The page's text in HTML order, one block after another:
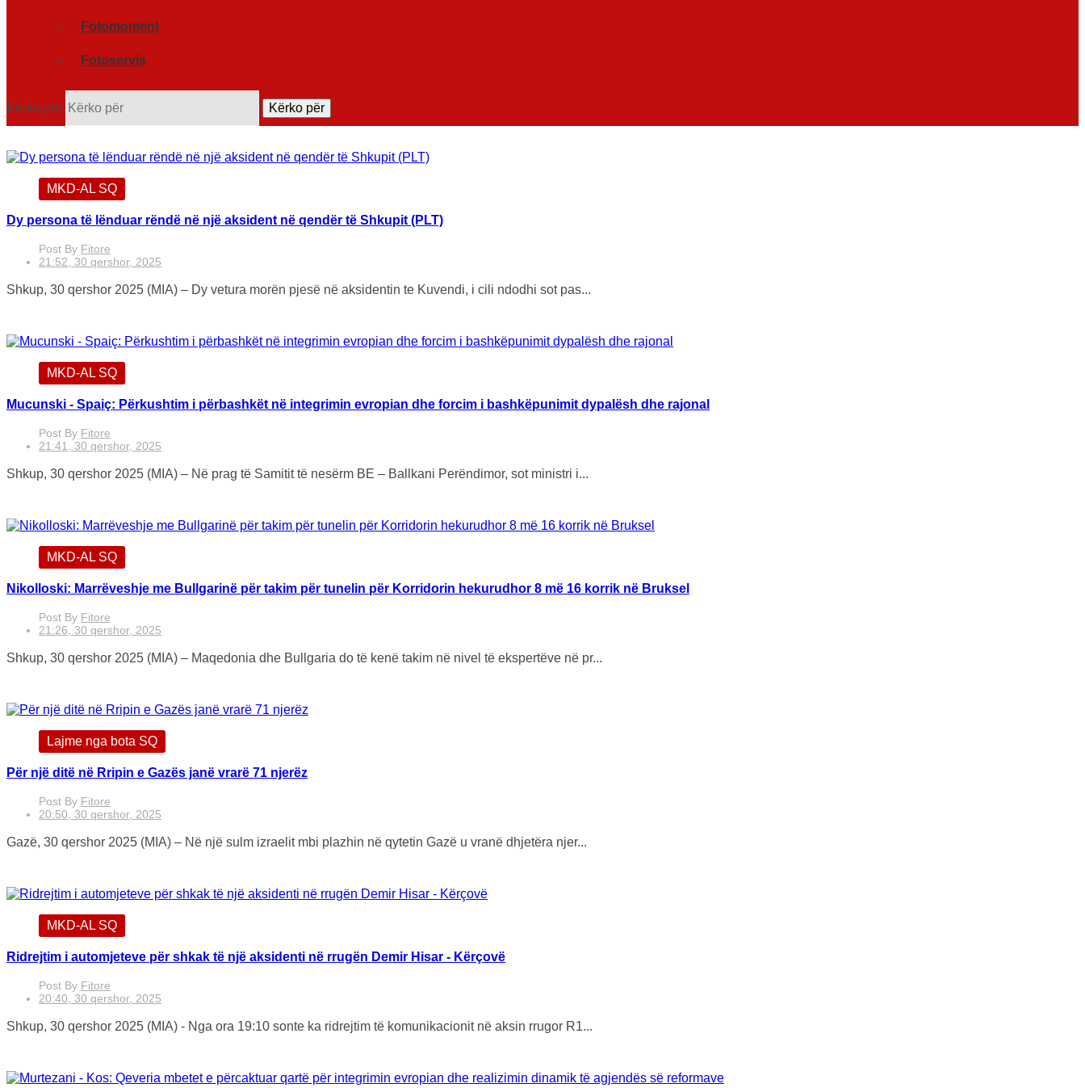
Fotomoment
Fotoservis
Kërko për Kërko për
MKD-AL SQ
Dy persona të lënduar rëndë në një aksident në qendër të Shkupit (PLT)
Post By Fitore
21:52, 30 qershor, 2025
Shkup, 30 qershor 2025 (MIA) – Dy vetura morën pjesë në aksidentin te Kuvendi, i cili ndodhi sot pas...
MKD-AL SQ
Mucunski - Spaiç: Përkushtim i përbashkët në integrimin evropian dhe forcim i bashkëpunimit dypalësh dhe rajonal
Post By Fitore
21:41, 30 qershor, 2025
Shkup, 30 qershor 2025 (MIA) – Në prag të Samitit të nesërm BE – Ballkani Perëndimor, sot ministri i...
MKD-AL SQ
Nikolloski: Marrëveshje me Bullgarinë për takim për tunelin për Korridorin hekurudhor 8 më 16 korrik në Bruksel
Post By Fitore
21:26, 30 qershor, 2025
Shkup, 30 qershor 2025 (MIA) – Maqedonia dhe Bullgaria do të kenë takim në nivel të ekspertëve në pr...
Lajme nga bota SQ
Për një ditë në Rripin e Gazës janë vrarë 71 njerëz
Post By Fitore
20:50, 30 qershor, 2025
Gazë, 30 qershor 2025 (MIA) – Në një sulm izraelit mbi plazhin në qytetin Gazë u vranë dhjetëra njer...
MKD-AL SQ
Ridrejtim i automjeteve për shkak të një aksidenti në rrugën Demir Hisar - Kërçovë
Post By Fitore
20:40, 30 qershor, 2025
Shkup, 30 qershor 2025 (MIA) - Nga ora 19:10 sonte ka ridrejtim të komunikacionit në aksin rrugor R1...